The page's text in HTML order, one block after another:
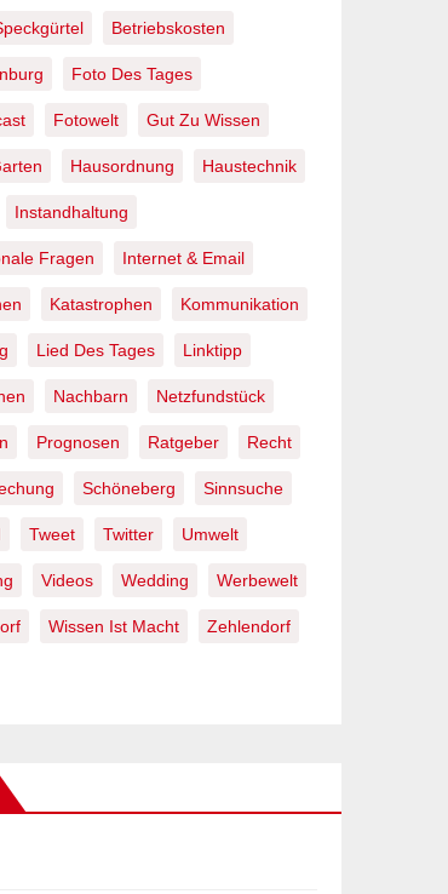
Betriebskosten
Foto Des Tages
Fotowelt Gut Zu Wissen
Hausordnung Haustechnik
Instandhaltung
Fragen Internet & Email
Katastrophen Kommunikation
Lied Des Tages Linktipp
Nachbarn Netzfundstück
Prognosen Ratgeber Recht
Schöneberg Sinnsuche
Tweet Twitter Umwelt
Videos Wedding Werbewelt
Wissen Ist Macht Zehlendorf